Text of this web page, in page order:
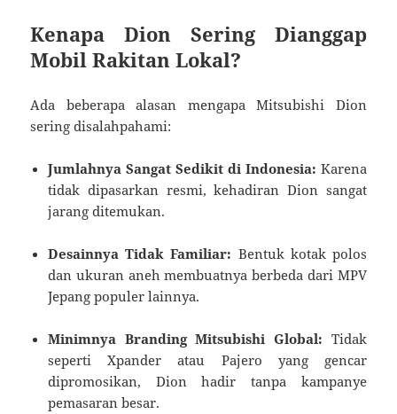
Kenapa Dion Sering Dianggap
Mobil Rakitan Lokal?
Ada beberapa alasan mengapa Mitsubishi Dion
sering disalahpahami:
Jumlahnya Sangat Sedikit di Indonesia: Karena
tidak dipasarkan resmi, kehadiran Dion sangat
jarang ditemukan.
Desainnya Tidak Familiar: Bentuk kotak polos
dan ukuran aneh membuatnya berbeda dari MPV
Jepang populer lainnya.
Minimnya Branding Mitsubishi Global: Tidak
seperti Xpander atau Pajero yang gencar
dipromosikan, Dion hadir tanpa kampanye
pemasaran besar.